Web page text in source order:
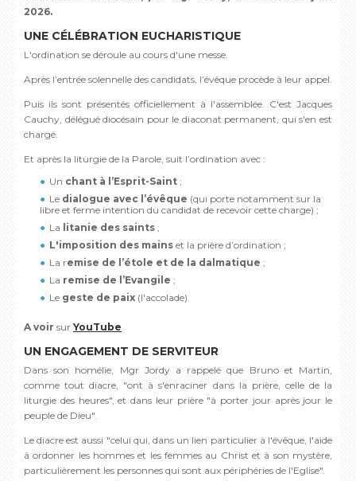
2026.
UNE CÉLÉBRATION EUCHARISTIQUE
L'ordination se déroule au cours d'une messe.
Après l’entrée solennelle des candidats, l’évêque procède à leur appel.
Puis ils sont présentés officiellement à l'assemblée. C'est Jacques
Cauchy, délégué diocésain pour le diaconat permanent, qui s'en est
chargé.
Et après la liturgie de la Parole, suit l’ordination avec :
Un chant à l’Esprit-Saint ;
Le dialogue avec l’évêque (qui porte notamment sur la
libre et ferme intention du candidat de recevoir cette charge) ;
La litanie des saints ;
L'imposition des mains et la prière d’ordination ;
La remise de l’étole et de la dalmatique ;
La remise de l’Evangile ;
Le geste de paix (l'accolade).
A voir sur YouTube
UN ENGAGEMENT DE SERVITEUR
Dans son homélie, Mgr Jordy a rappelé que Bruno et Martin,
comme tout diacre, "ont à s'enraciner dans la prière, celle de la
liturgie des heures", et dans leur prière "à porter jour après jour le
peuple de Dieu".
Le diacre est aussi "celui qui, dans un lien particulier à l'évêque, l'aide
à ordonner les hommes et les femmes au Christ et à son mystère,
particulièrement les personnes qui sont aux périphéries de l'Eglise".